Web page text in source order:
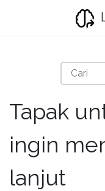
Tapak
ingin
lanjut